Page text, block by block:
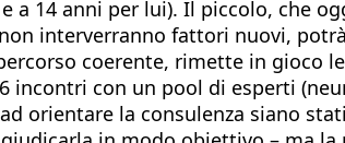
a 14 anni per lui). Il piccolo, che
interverranno fattori nuovi,
coerente, rimette in gioco
incontri con un pool di esperti
orientare la consulenza siano